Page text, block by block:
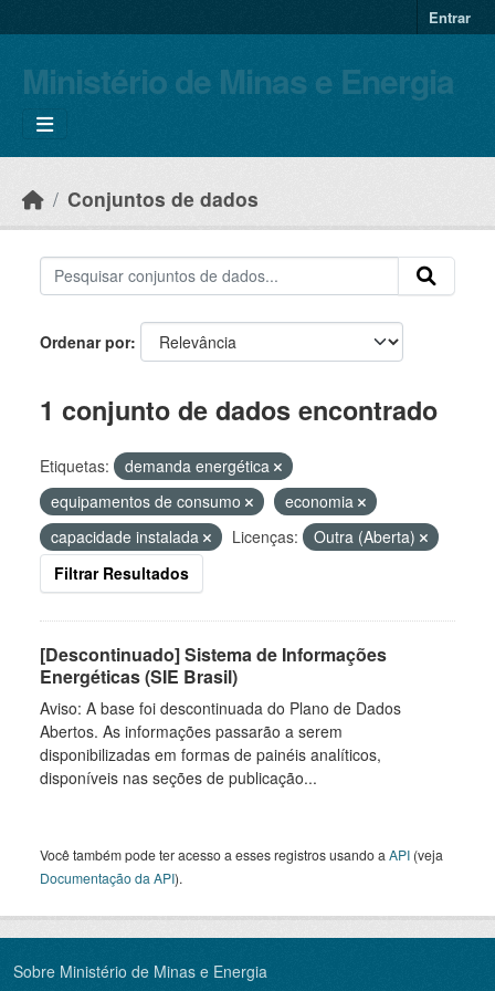
Entrar
Ministério de Minas e Energia
Conjuntos de dados
Ordenar por
1 conjunto de dados encontrado
Etiquetas:
demanda energética
equipamentos de consumo
economia
capacidade instalada
Licenças:
Outra (Aberta)
Filtrar Resultados
[Descontinuado] Sistema de Informações
Energéticas (SIE Brasil)
Aviso: A base foi descontinuada do Plano de Dados
Abertos. As informações passarão a serem
disponibilizadas em formas de painéis analíticos,
disponíveis nas seções de publicação...
Você também pode ter acesso a esses registros usando a API (veja
Documentação da API).
Sobre Ministério de Minas e Energia